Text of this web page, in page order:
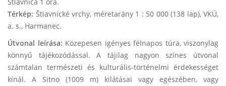
Térkép: Štiavnické vrchy, méretarány 1 : 50 000 (138 lap), VKÚ,
a. s., Harmanec.
Útvonal leírása: Közepesen igényes félnapos túra, viszonylag
könnyű tájékozódással. A tájilag nagyon színes útvonal
számtalan természeti és kulturális-történelmi érdekességet
kínál. A Sitno (1009 m) kilátásai vagy egészében, vagy